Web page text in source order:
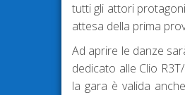
tutti gli attori
attesa della prima
Ad aprire le danze
dedicato alle Clio
la gara è valida